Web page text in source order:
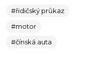
#řidičský průkaz
#motor
#čínská auta